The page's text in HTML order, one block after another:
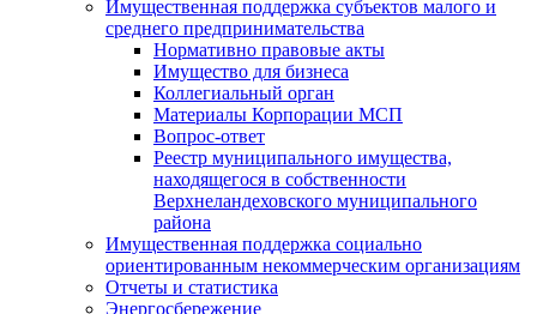
Имущественная поддержка субъектов малого и
среднего предпринимательства
Нормативно правовые акты
Имущество для бизнеса
Коллегиальный орган
Материалы Корпорации МСП
Вопрос-ответ
Реестр муниципального имущества,
находящегося в собственности
Верхнеландеховского муниципального
района
Имущественная поддержка социально
ориентированным некоммерческим организациям
Отчеты и статистика
Энергосбережение